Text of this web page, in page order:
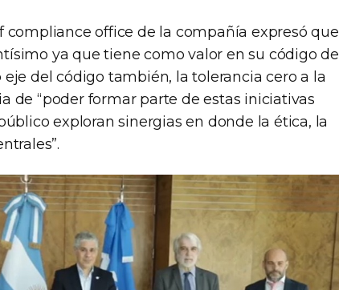
compliance office de la compañía expresó que
ya que tiene como valor en su código de
del código también, la tolerancia cero a la
de “poder formar parte de estas iniciativas
exploran sinergias en donde la ética, la